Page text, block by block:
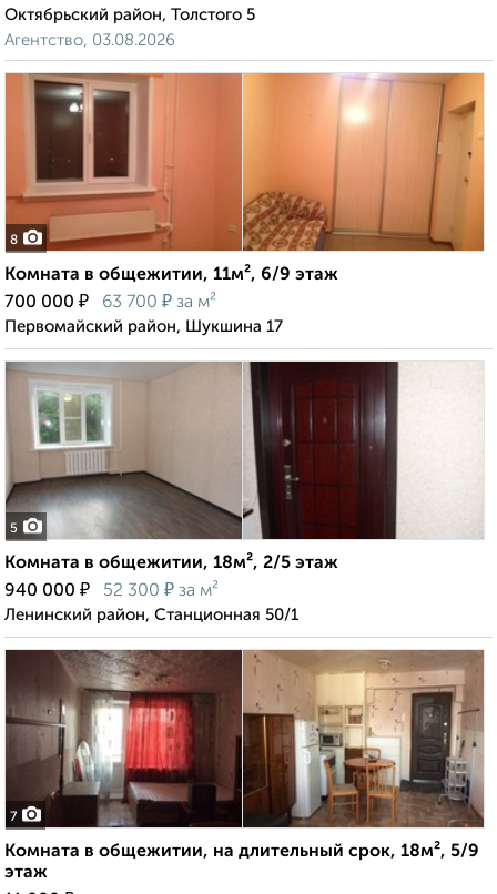
Октябрьский район, Толстого 5
Агентство, 03.08.2026
8
Комната в общежитии, 11м², 6/9 этаж
700 000 ₽ 63 700 ₽ за м²
Первомайский район, Шукшина 17
5
Комната в общежитии, 18м², 2/5 этаж
940 000 ₽ 52 300 ₽ за м²
Ленинский район, Станционная 50/1
7
Комната в общежитии, на длительный срок, 18м², 5/9
этаж